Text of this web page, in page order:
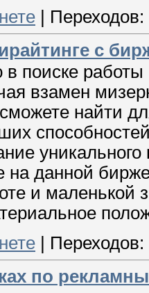
Переходов:
с
в поиске
взамен
найти
на данной
и маленькой
Переходов:
по